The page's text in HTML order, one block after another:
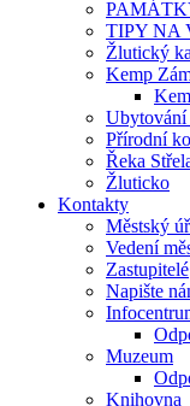
TIPY NA
Žlutický
Kemp
Ubytování
Přírodní
Řeka
Žluticko
Kontakty
Městský
Vedení
Zastupitelé
Napište
Muzeum
Knihovna